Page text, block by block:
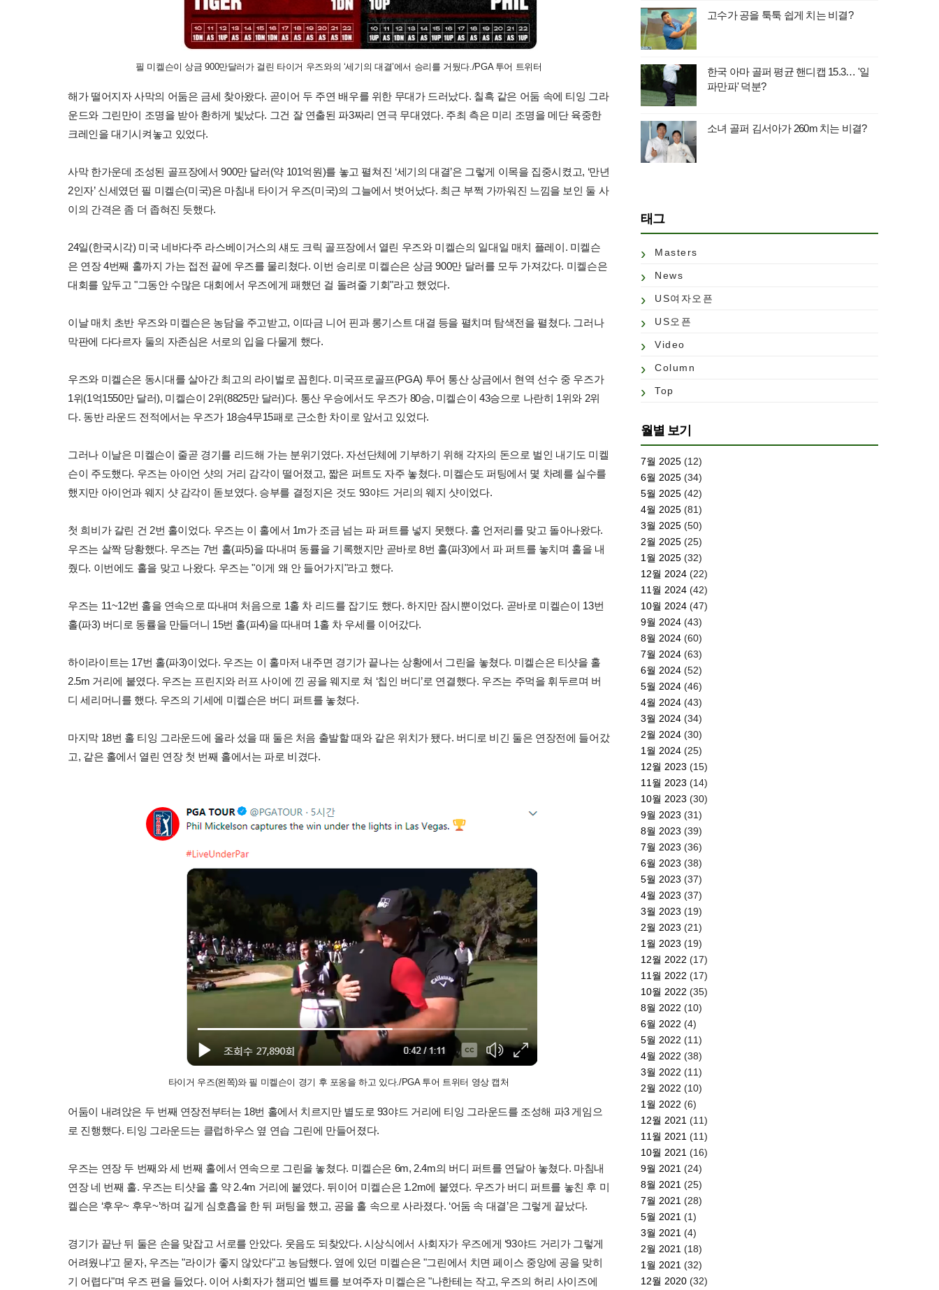
필 미켈슨이 상금 900만달러가 걸린 타이거 우즈와의 ‘세기의 대결’에서 승리를 거뒀다./PGA 투어 트위터
해가 떨어지자 사막의 어둠은 금세 찾아왔다. 곧이어 두 주연 배우를 위한 무대가 드러났다. 칠흑 같은 어둠 속에 티잉 그라
운드와 그린만이 조명을 받아 환하게 빛났다. 그건 잘 연출된 파3짜리 연극 무대였다. 주최 측은 미리 조명을 메단 육중한
크레인을 대기시켜놓고 있었다.
사막 한가운데 조성된 골프장에서 900만 달러(약 101억원)를 놓고 펼쳐진 ‘세기의 대결’은 그렇게 이목을 집중시켰고, ‘만년
2인자’ 신세였던 필 미켈슨(미국)은 마침내 타이거 우즈(미국)의 그늘에서 벗어났다. 최근 부쩍 가까워진 느낌을 보인 둘 사
이의 간격은 좀 더 좁혀진 듯했다.
24일(한국시각) 미국 네바다주 라스베이거스의 섀도 크릭 골프장에서 열린 우즈와 미켈슨의 일대일 매치 플레이. 미켈슨
은 연장 4번째 홀까지 가는 접전 끝에 우즈를 물리쳤다. 이번 승리로 미켈슨은 상금 900만 달러를 모두 가져갔다. 미켈슨은
대회를 앞두고 "그동안 수많은 대회에서 우즈에게 패했던 걸 돌려줄 기회"라고 했었다.
이날 매치 초반 우즈와 미켈슨은 농담을 주고받고, 이따금 니어 핀과 롱기스트 대결 등을 펼치며 탐색전을 펼쳤다. 그러나
막판에 다다르자 둘의 자존심은 서로의 입을 다물게 했다.
우즈와 미켈슨은 동시대를 살아간 최고의 라이벌로 꼽힌다. 미국프로골프(PGA) 투어 통산 상금에서 현역 선수 중 우즈가
1위(1억1550만 달러), 미켈슨이 2위(8825만 달러)다. 통산 우승에서도 우즈가 80승, 미켈슨이 43승으로 나란히 1위와 2위
다. 동반 라운드 전적에서는 우즈가 18승4무15패로 근소한 차이로 앞서고 있었다.
그러나 이날은 미켈슨이 줄곧 경기를 리드해 가는 분위기였다. 자선단체에 기부하기 위해 각자의 돈으로 벌인 내기도 미켈
슨이 주도했다. 우즈는 아이언 샷의 거리 감각이 떨어졌고, 짧은 퍼트도 자주 놓쳤다. 미켈슨도 퍼팅에서 몇 차례를 실수를
했지만 아이언과 웨지 샷 감각이 돋보였다. 승부를 결정지은 것도 93야드 거리의 웨지 샷이었다.
첫 희비가 갈린 건 2번 홀이었다. 우즈는 이 홀에서 1m가 조금 넘는 파 퍼트를 넣지 못했다. 홀 언저리를 맞고 돌아나왔다.
우즈는 살짝 당황했다. 우즈는 7번 홀(파5)을 따내며 동률을 기록했지만 곧바로 8번 홀(파3)에서 파 퍼트를 놓치며 홀을 내
줬다. 이번에도 홀을 맞고 나왔다. 우즈는 "이게 왜 안 들어가지"라고 했다.
우즈는 11~12번 홀을 연속으로 따내며 처음으로 1홀 차 리드를 잡기도 했다. 하지만 잠시뿐이었다. 곧바로 미켈슨이 13번
홀(파3) 버디로 동률을 만들더니 15번 홀(파4)을 따내며 1홀 차 우세를 이어갔다.
하이라이트는 17번 홀(파3)이었다. 우즈는 이 홀마저 내주면 경기가 끝나는 상황에서 그린을 놓쳤다. 미켈슨은 티샷을 홀
2.5m 거리에 붙였다. 우즈는 프린지와 러프 사이에 낀 공을 웨지로 쳐 ‘칩인 버디’로 연결했다. 우즈는 주먹을 휘두르며 버
디 세리머니를 했다. 우즈의 기세에 미켈슨은 버디 퍼트를 놓쳤다.
마지막 18번 홀 티잉 그라운드에 올라 섰을 때 둘은 처음 출발할 때와 같은 위치가 됐다. 버디로 비긴 둘은 연장전에 들어갔
고, 같은 홀에서 열린 연장 첫 번째 홀에서는 파로 비겼다.
타이거 우즈(왼쪽)와 필 미켈슨이 경기 후 포옹을 하고 있다./PGA 투어 트위터 영상 캡처
어둠이 내려앉은 두 번째 연장전부터는 18번 홀에서 치르지만 별도로 93야드 거리에 티잉 그라운드를 조성해 파3 게임으
로 진행했다. 티잉 그라운드는 클럽하우스 옆 연습 그린에 만들어졌다.
우즈는 연장 두 번째와 세 번째 홀에서 연속으로 그린을 놓쳤다. 미켈슨은 6m, 2.4m의 버디 퍼트를 연달아 놓쳤다. 마침내
연장 네 번째 홀. 우즈는 티샷을 홀 약 2.4m 거리에 붙였다. 뒤이어 미켈슨은 1.2m에 붙였다. 우즈가 버디 퍼트를 놓친 후 미
켈슨은 ‘후우~ 후우~’하며 길게 심호흡을 한 뒤 퍼팅을 했고, 공을 홀 속으로 사라졌다. ‘어둠 속 대결’은 그렇게 끝났다.
경기가 끝난 뒤 둘은 손을 맞잡고 서로를 안았다. 웃음도 되찾았다. 시상식에서 사회자가 우즈에게 ‘93야드 거리가 그렇게
어려웠냐’고 묻자, 우즈는 "라이가 좋지 않았다"고 농담했다. 옆에 있던 미켈슨은 "그린에서 치면 페이스 중앙에 공을 맞히
기 어렵다"며 우즈 편을 들었다. 이어 사회자가 챔피언 벨트를 보여주자 미켈슨은 "나한테는 작고, 우즈의 허리 사이즈에
고수가 공을 툭툭 쉽게 치는 비결?
한국 아마 골퍼 평균 핸디캡 15.3… '일
파만파' 덕분?
소녀 골퍼 김서아가 260m 치는 비결?
태그
Masters
News
US여자오픈
US오픈
Video
Column
Top
월별 보기
7월 2025 (12)
6월 2025 (34)
5월 2025 (42)
4월 2025 (81)
3월 2025 (50)
2월 2025 (25)
1월 2025 (32)
12월 2024 (22)
11월 2024 (42)
10월 2024 (47)
9월 2024 (43)
8월 2024 (60)
7월 2024 (63)
6월 2024 (52)
5월 2024 (46)
4월 2024 (43)
3월 2024 (34)
2월 2024 (30)
1월 2024 (25)
12월 2023 (15)
11월 2023 (14)
10월 2023 (30)
9월 2023 (31)
8월 2023 (39)
7월 2023 (36)
6월 2023 (38)
5월 2023 (37)
4월 2023 (37)
3월 2023 (19)
2월 2023 (21)
1월 2023 (19)
12월 2022 (17)
11월 2022 (17)
10월 2022 (35)
8월 2022 (10)
6월 2022 (4)
5월 2022 (11)
4월 2022 (38)
3월 2022 (11)
2월 2022 (10)
1월 2022 (6)
12월 2021 (11)
11월 2021 (11)
10월 2021 (16)
9월 2021 (24)
8월 2021 (25)
7월 2021 (28)
5월 2021 (1)
3월 2021 (4)
2월 2021 (18)
1월 2021 (32)
12월 2020 (32)